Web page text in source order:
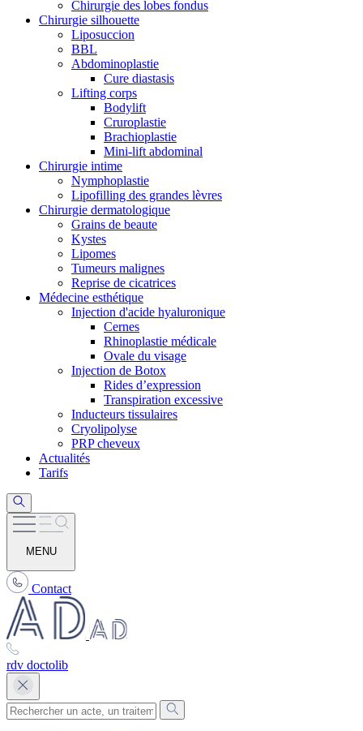
Chirurgie des lobes fondus
Chirurgie silhouette
Liposuccion
BBL
Abdominoplastie
Cure diastasis
Lifting corps
Bodylift
Cruroplastie
Brachioplastie
Mini-lift abdominal
Chirurgie intime
Nymphoplastie
Lipofilling des grandes lèvres
Chirurgie dermatologique
Grains de beaute
Kystes
Lipomes
Tumeurs malignes
Reprise de cicatrices
Médecine esthétique
Injection d'acide hyaluronique
Cernes
Rhinoplastie médicale
Ovale du visage
Injection de Botox
Rides d’expression
Transpiration excessive
Inducteurs tissulaires
Cryolipolyse
PRP cheveux
Actualités
Tarifs
MENU
Contact
rdv doctolib